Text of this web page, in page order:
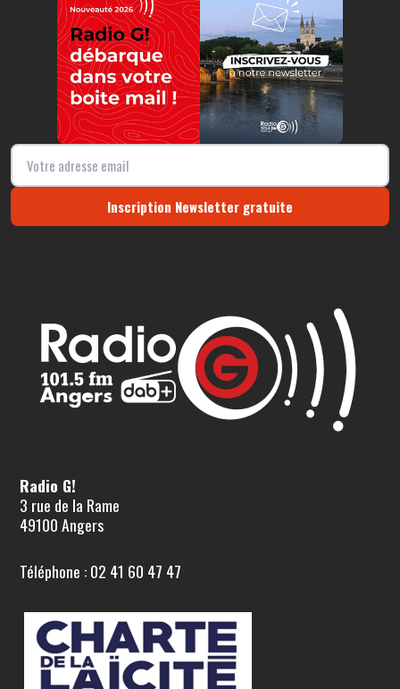
Inscription Newsletter gratuite
Radio G!
3 rue de la Rame
49100 Angers
Téléphone : 02 41 60 47 47